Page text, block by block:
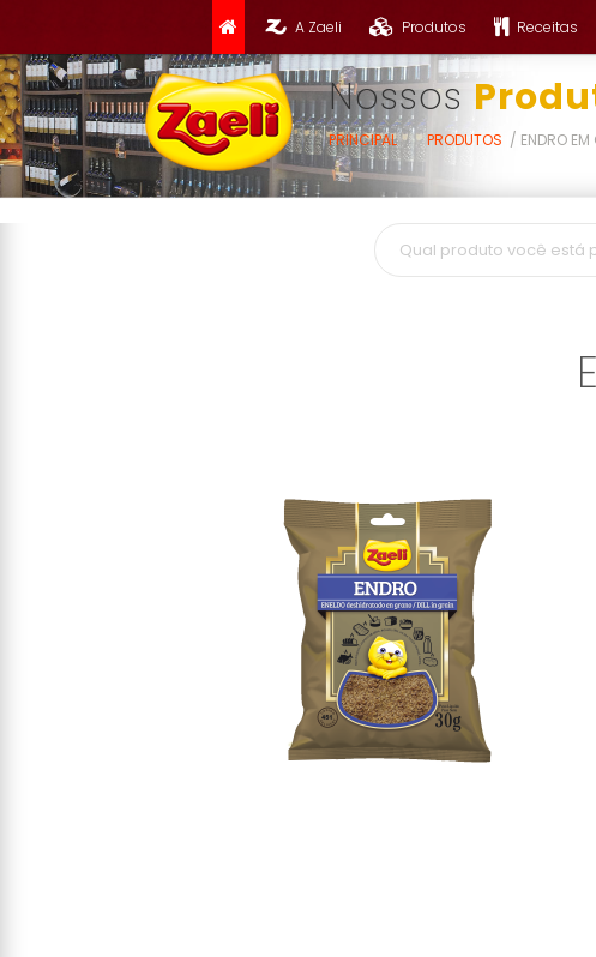
A Zaeli Produtos Receitas
Nossos
PRINCIPAL PRODUTOS ENDRO